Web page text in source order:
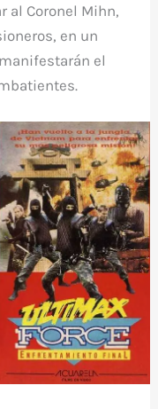
al Coronel Mihn,
en un
el